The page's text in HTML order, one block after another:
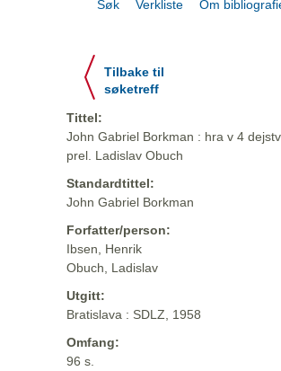
Søk Verkliste Om
Tilbake til
søketreff
Tittel:
John Gabriel Borkman : hra v 4
prel. Ladislav Obuch
Standardtittel:
John Gabriel Borkman
Forfatter/person:
Ibsen, Henrik
Obuch, Ladislav
Utgitt:
Bratislava : SDLZ, 1958
Omfang:
96 s.